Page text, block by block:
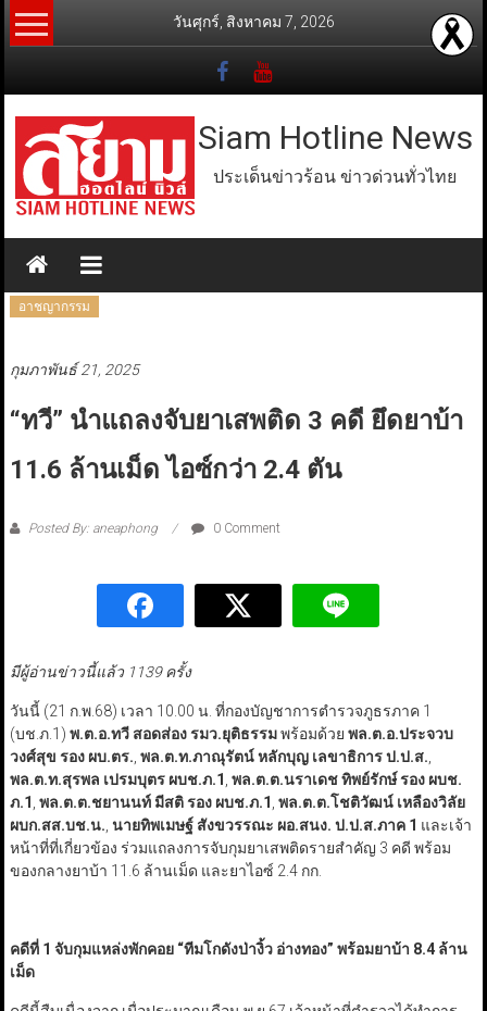
Skip
to
วันศุกร์, สิงหาคม 7, 2026
Siam Hotline News
ประเด็นข่าวร้อน ข่าวด่วนทั่วไทย
อาชญากรรม
กุมภาพันธ์ 21, 2025
“ทวี” นำแถลงจับยาเสพติด 3 คดี ยึดยาบ้า
11.6 ล้านเม็ด ไอซ์กว่า 2.4 ตัน
Posted By: aneaphong 0 Comment
มีผู้อ่านข่าวนี้แล้ว 1139 ครั้ง
วันนี้ (21 ก.พ.68) เวลา 10.00 น. ที่กองบัญชาการตำรวจภูธรภาค 1
(บช.ภ.1) พ.ต.อ.ทวี สอดส่อง รมว.ยุติธรรมพร้อมด้วย พล.ต.อ.ประจวบ
วงศ์สุข รอง ผบ.ตร., พล.ต.ท.ภาณุรัตน์ หลักบุญ เลขาธิการ ป.ป.ส.,
พล.ต.ท.สุรพล เปรมบุตร ผบช.ภ.1 , พล.ต.ต.นราเดช ทิพย์รักษ์ รอง ผบช.
ภ.1 , พล.ต.ต.ชยานนท์ มีสติ รอง ผบช.ภ.1 , พล.ต.ต.โชติวัฒน์ เหลืองวิลัย
ผบก.สส.บช.น., นายทิพเมษฐ์ สังขวรรณะ ผอ.สนง. ป.ป.ส.ภาค 1 และเจ้า
หน้าที่ที่เกี่ยวข้อง ร่วมแถลงการจับกุมยาเสพติดรายสำคัญ 3 คดี พร้อม
ของกลางยาบ้า 11.6 ล้านเม็ด และยาไอซ์ 2.4 กก.
คดีที่ 1 จับกุมแหล่งพักคอย “ทีมโกดังป่างิ้ว อ่างทอง” พร้อมยาบ้า 8.4 ล้าน
เม็ด